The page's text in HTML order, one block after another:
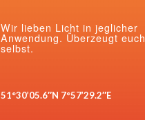
Wir lieben Licht in jeglicher
Anwendung. Überzeugt euch
selbst.
51°30’05.6″N 7°57’29.2″E